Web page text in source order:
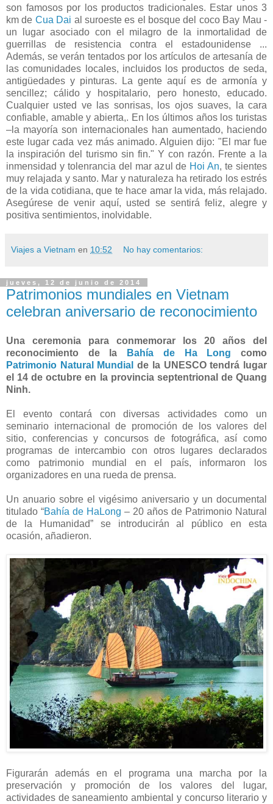
son famosos por los productos tradicionales. Estar unos 3
km de Cua Dai al suroeste es el bosque del coco Bay Mau -
un lugar asociado con el milagro de la inmortalidad de
guerrillas de resistencia contra el estadounidense ...
Además, se verán tentados por los artículos de artesanía de
las comunidades locales, incluidos los productos de seda,
antigüedades y pinturas. La gente aquí es de armonía y
sencillez; cálido y hospitalario, pero honesto, educado.
Cualquier usted ve las sonrisas, los ojos suaves, la cara
confiable, amable y abierta,. En los últimos años los turistas
–la mayoría son internacionales han aumentado, haciendo
este lugar cada vez más animado. Alguien dijo: "El mar fue
la inspiración del turismo sin fin." Y con razón. Frente a la
inmensidad y tolenrancia del mar azul de Hoi An, te sientes
muy relajada y santo. Mar y naturaleza ha retirado los estrés
de la vida cotidiana, que te hace amar la vida, más relajado.
Asegúrese de venir aquí, usted se sentirá feliz, alegre y
positiva sentimientos, inolvidable.
Viajes a Vietnam en 10:52 No hay comentarios:
jueves, 12 de junio de 2014
Patrimonios mundiales en Vietnam
celebran aniversario de reconocimiento
Una ceremonia para conmemorar los 20 años del
reconocimiento de la
Bahía de Ha Long como
Patrimonio Natural Mundial de la UNESCO tendrá lugar
el 14 de octubre en la provincia septentrional de Quang
Ninh.
El evento contará con diversas actividades como un
seminario internacional de promoción de los valores del
sitio, conferencias y concursos de fotográfica, así como
programas de intercambio con otros lugares declarados
como patrimonio mundial en el país, informaron los
organizadores en una rueda de prensa.
Un anuario sobre el vigésimo aniversario y un documental
titulado “Bahía de HaLong – 20 años de Patrimonio Natural
de la Humanidad” se introducirán al público en esta
ocasión, añadieron.
Figurarán además en el programa una marcha por la
preservación y promoción de los valores del lugar,
actividades de saneamiento ambiental y concurso literario y